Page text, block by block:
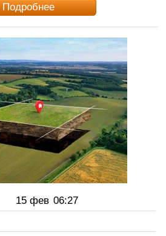
Подробнее
15 фев 06:27